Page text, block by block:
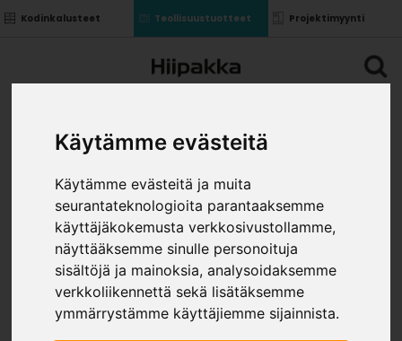
Käytämme evästeitä
Käytämme evästeitä ja muita
seurantateknologioita parantaaksemme
käyttäjäkokemusta verkkosivustollamme,
näyttääksemme sinulle personoituja
sisältöjä ja mainoksia, analysoidaksemme
verkkoliikennettä sekä lisätäksemme
ymmärrystämme käyttäjiemme sijainnista.
Kodinkalusteet Teollisuustuotteet Projektimyynti